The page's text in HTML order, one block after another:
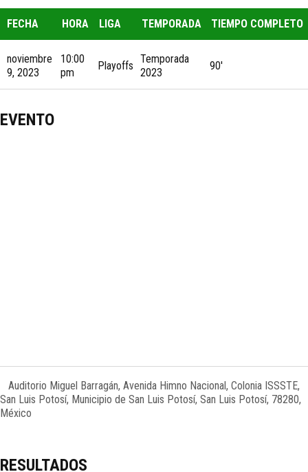
FECHA HORA LIGA TEMPORADA TIEMPO COMPLETO
noviembre
9, 2023
10:00
pm
Playoffs
Temporada
2023
90'
EVENTO
Auditorio Miguel Barragán, Avenida Himno Nacional, Colonia ISSSTE,
San Luis Potosí, Municipio de San Luis Potosí, San Luis Potosí, 78280,
México
RESULTADOS